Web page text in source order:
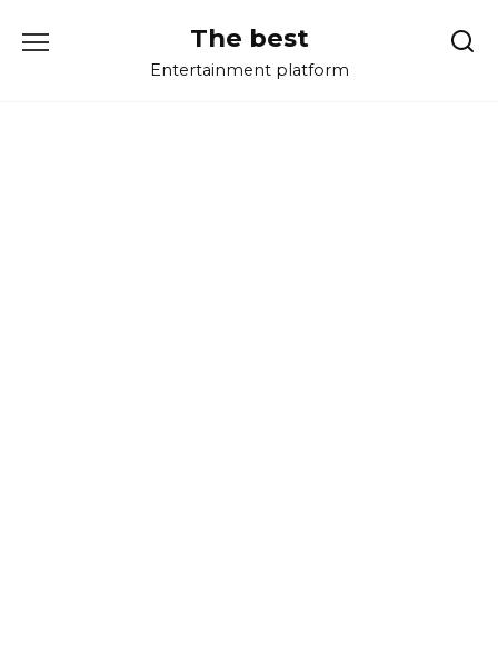
The best
Entertainment platform